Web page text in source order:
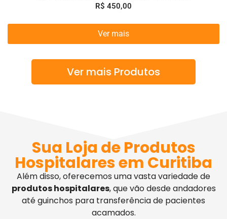
R$ 450,00
Ver mais
Ver mais Produtos
Sua Loja de Produtos
Hospitalares em Curitiba
Além disso, oferecemos uma vasta variedade de
produtos hospitalares, que vão desde andadores
até guinchos para transferência de pacientes
acamados.